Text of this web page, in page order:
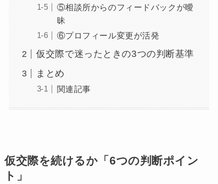
⑤相談所からのフィードバックが曖
昧
⑥プロフィール変更が活発
仮交際で迷ったときの3つの判断基準
まとめ
関連記事
仮交際を続けるか「6つの判断ポイン
ト」